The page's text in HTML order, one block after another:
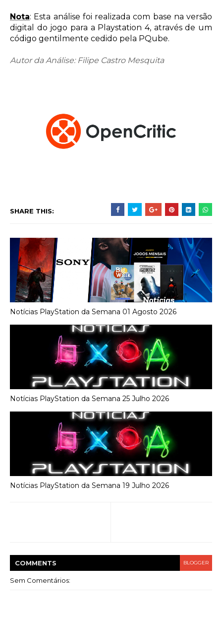
Nota: Esta análise foi realizada com base na versão
digital do jogo para a Playstation 4, através de um
código gentilmente cedido pela PQube.
Autor da Análise: Filipe Castro Mesquita
SHARE THIS:
Notícias PlayStation da Semana 01 Agosto 2026
Notícias PlayStation da Semana 25 Julho 2026
Notícias PlayStation da Semana 19 Julho 2026
COMMENTS BLOGGER
Sem Comentários: